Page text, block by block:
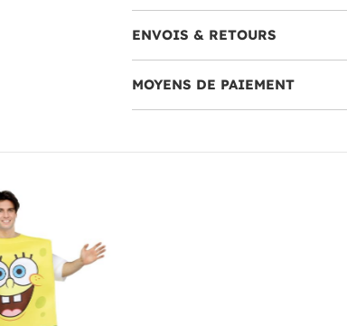
ENVOIS & RETOURS
MOYENS DE PAIEMENT